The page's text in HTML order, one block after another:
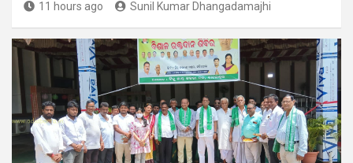
11 hours ago Sunil Kumar Dhangadamajhi